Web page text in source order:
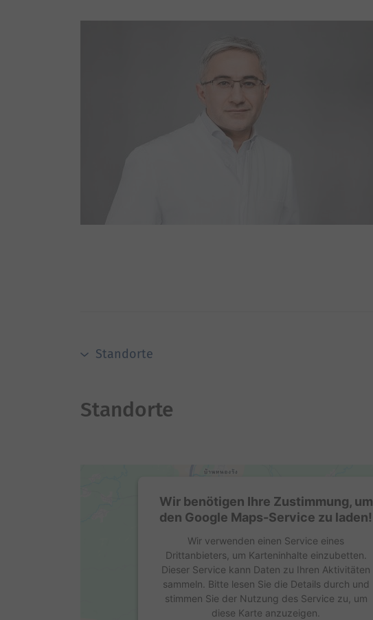
Standorte
Standorte
Wir benötigen Ihre Zustimmung, um
den Google Maps-Service zu laden!
Wir verwenden einen Service eines
Drittanbieters, um Karteninhalte einzubetten.
Dieser Service kann Daten zu Ihren Aktivitäten
sammeln. Bitte lesen Sie die Details durch und
stimmen Sie der Nutzung des Service zu, um
diese Karte anzuzeigen.